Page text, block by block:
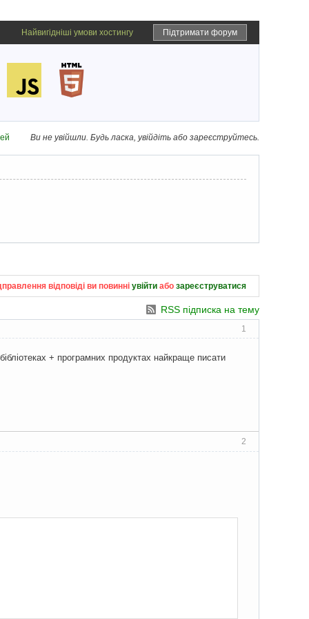
Підтримати форум
Найвигідніші умови хостингу
Ви не увійшли. Будь ласка, увійдіть або зареєструйтесь.
відповіді ви повинні увійти або зареєструватися
RSS підписка на тему
1
+ програмних продуктах найкраще писати
2